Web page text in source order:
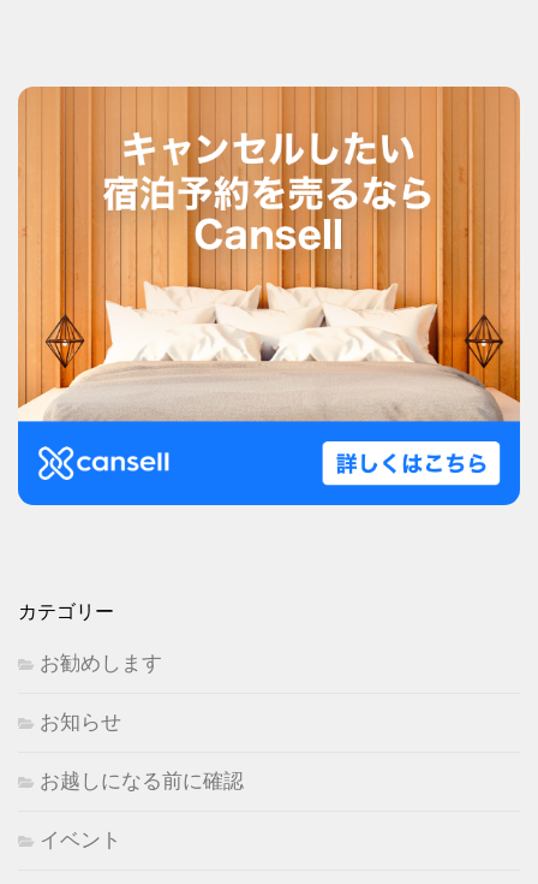
カテゴリー
お勧めします
お知らせ
お越しになる前に確認
イベント